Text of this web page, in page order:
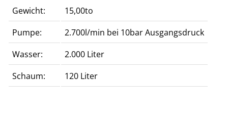
Gewicht:
15,00to
Pumpe:
2.700l/min bei 10bar Ausgangsdruck
Wasser:
2.000 Liter
Schaum:
120 Liter